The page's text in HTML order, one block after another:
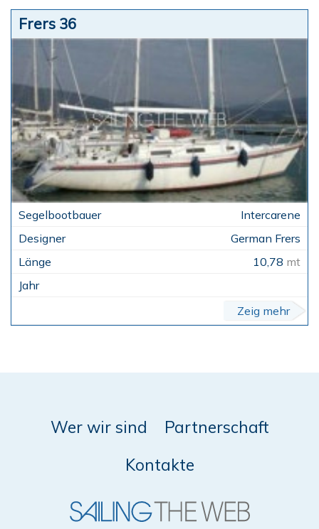
Frers 36
Intercarene
German Frers
10,78 mt
Zeig mehr
Wer wir sind
Partnerschaft
Kontakte